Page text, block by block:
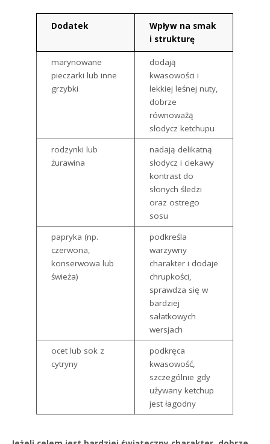
Dodatek
Wpływ na smak
i strukturę
marynowane
pieczarki lub inne
grzybki
dodają
kwasowości i
lekkiej leśnej nuty,
dobrze
równoważą
słodycz ketchupu
rodzynki lub
żurawina
nadają delikatną
słodycz i ciekawy
kontrast do
słonych śledzi
oraz ostrego
sosu
papryka (np.
czerwona,
konserwowa lub
świeża)
podkreśla
warzywny
charakter i dodaje
chrupkości,
sprawdza się w
bardziej
sałatkowych
wersjach
ocet lub sok z
cytryny
podkręca
kwasowość,
szczególnie gdy
używany ketchup
jest łagodny